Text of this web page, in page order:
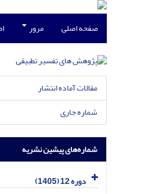
صفحه اصلی مرور
مقالات آماده انتشار
شماره جاری
شماره‌های پیشین نشریه
دوره 12 (1405)